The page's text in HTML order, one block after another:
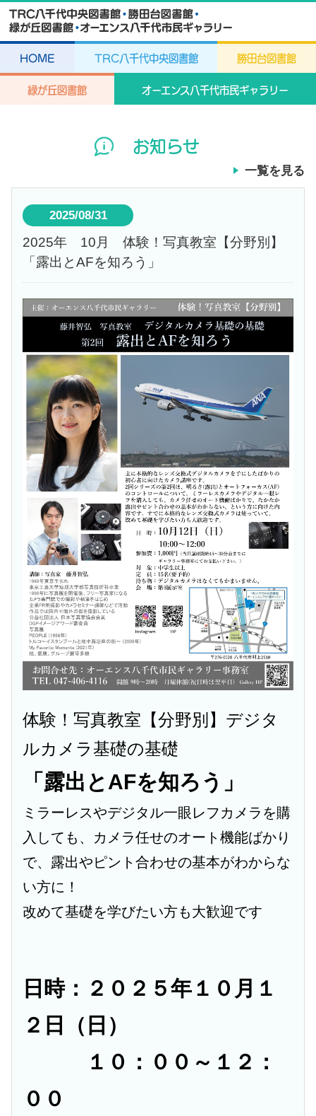
HOME TRC八千代中央図書館 勝田台図書館
緑が丘図書館 オーエンス八千代市民ギャラリー
お知らせ
一覧を見る
2025/08/31
2025年 10月 体験！写真教室【分野別】
「露出とAFを知ろう」
体験！写真教室【分野別】デジタ
ルカメラ基礎の基礎
「露出とAFを知ろう」
ミラーレスやデジタル一眼レフカメラを購
入しても、 カメラ任せのオート機能ばかり
で、露出やピント合わせの基本がわからな
い方に！
改めて基礎を学びたい方も大歓迎です
日時：２０２５年１０月１
２日（日）
１０：００～１２：
００